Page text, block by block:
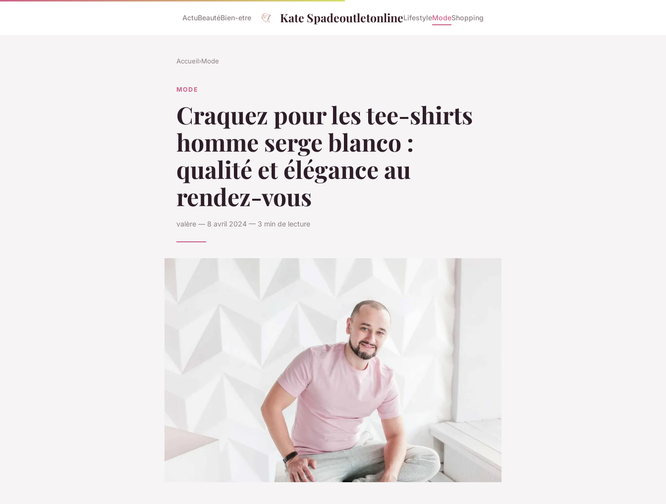
ActuBeautéBien-etre Kate SpadeoutletonlineLifestyleModeShopping
Accueil›Mode
MODE
Craquez pour les tee-shirts
homme serge blanco :
qualité et élégance au
rendez-vous
valère — 8 avril 2024 — 3 min de lecture